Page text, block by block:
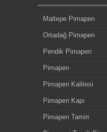
Maltepe Pimapen
Ortadağ Pimapen
Pendik Pimapen
Pimapen
Pimapen Kalitesi
Pimapen Kapı
Pimapen Tamiri